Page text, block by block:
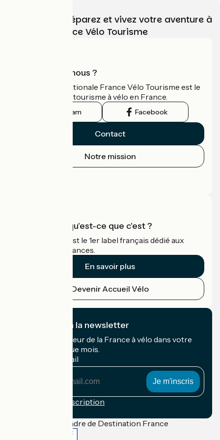
Choisissez, préparez et vivez votre aventure à
vélo avec France Vélo Tourisme
Qui sommes-nous ?
L'association nationale France Vélo Tourisme est le
guide officiel du tourisme à vélo en France.
Instagram Facebook
Contact
Notre mission
Accueil Vélo qu'est-ce que c'est ?
Accueil Vélo c'est le 1er label français dédié aux
cyclistes en vacances.
En savoir plus
Devenir Accueil Vélo
Je m'abonne à la newsletter
Recevez le meilleur de la France à vélo dans votre
boîte mail chaque mois.
Mon adresse mail
Conditions d'inscription
Financé dans le cadre de Destination France